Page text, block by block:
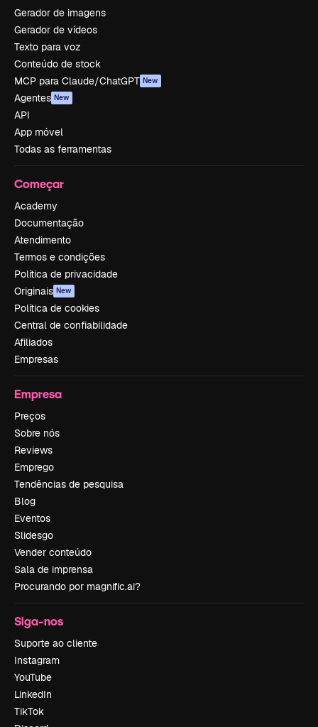
Gerador de imagens
Gerador de vídeos
Texto para voz
Conteúdo de stock
MCP para Claude/ChatGPT New
Agentes New
API
App móvel
Todas as ferramentas
Começar
Academy
Documentação
Atendimento
Termos e condições
Política de privacidade
Originais New
Política de cookies
Central de confiabilidade
Afiliados
Empresas
Empresa
Preços
Sobre nós
Reviews
Emprego
Tendências de pesquisa
Blog
Eventos
Slidesgo
Vender conteúdo
Sala de imprensa
Procurando por magnific.ai?
Siga-nos
Suporte ao cliente
Instagram
YouTube
LinkedIn
TikTok